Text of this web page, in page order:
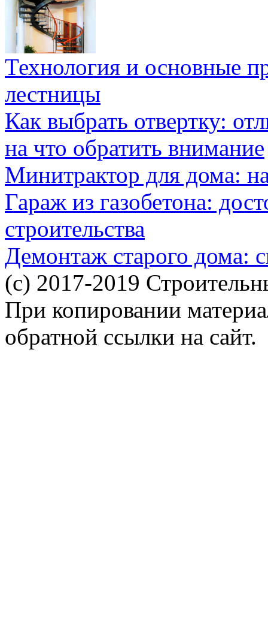
Технология и основные
лестницы
Как выбрать отвертку:
на что обратить внимание
Минитрактор для дома:
Гараж из газобетона:
строительства
Демонтаж старого дома:
(c) 2017-2019
При копировании
обратной ссылки на сайт.